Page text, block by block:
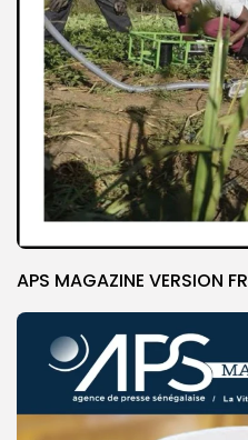
APS MAGAZINE VERSION FR